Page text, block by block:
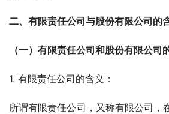
二、有限责任公司与股份有限公司的
（一）有限责任公司和股份有限公司
1. 有限责任公司的含义：
所谓有限责任公司，又称有限公司，